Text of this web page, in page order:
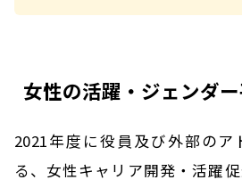
女性の活躍・ジェンダ
2021年度に役員及び外部の
る、女性キャリア開発・活躍